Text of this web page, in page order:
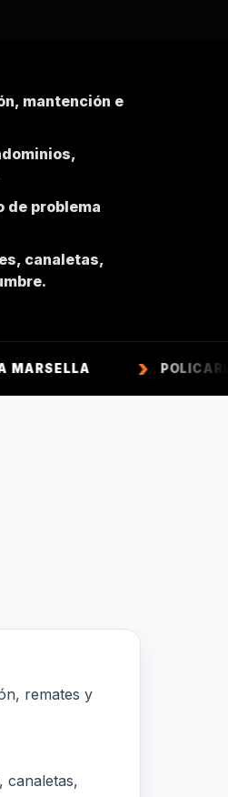
mantención e
de problema
canaletas,
POLICARBONATO
remates y
canaletas,